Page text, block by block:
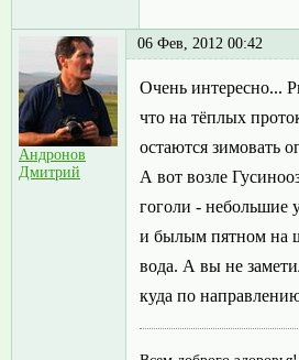
Андронов
Дмитрий
06 Фев, 2012 00:42
Очень интересно...
что на тёплых
остаются зимовать
А вот возле
гоголи - небольшие
и былым пятном на
вода. А вы не
куда по